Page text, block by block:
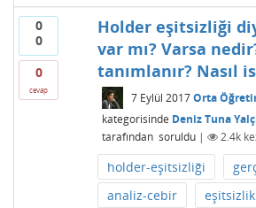
0
0
0
cevap
Holder eşitsizliği
var mı? Varsa
tanımlanır? Nasıl
7 Eylül 2017 Orta
kategorisinde Deniz Tuna
tarafından soruldu | 2.4k
holder-eşitsizliği
analiz-cebir